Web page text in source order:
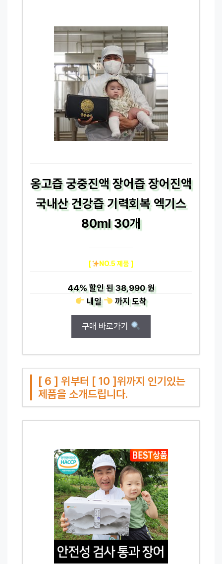
옹고즙 궁중진액 장어즙 장어진액
국내산 건강즙 기력회복 엑기스
80ml 30개
[ NO.5 제품 ]
44%할인 된38,990 원
내일
까지도착
구매 바로가기
[ 6 ] 위부터 [ 10 ]위까지 인기있는
제품을 소개드립니다.